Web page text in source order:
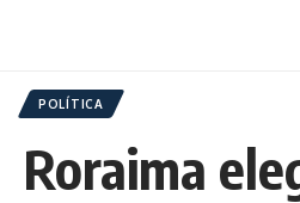
POLÍTICA
Roraima